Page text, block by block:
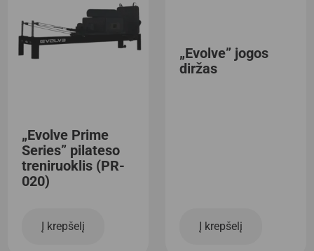
„Evolve Prime
Series” pilateso
treniruoklis (PR-
020)
Į krepšelį
„Evolve” jogos
diržas
Į krepšelį